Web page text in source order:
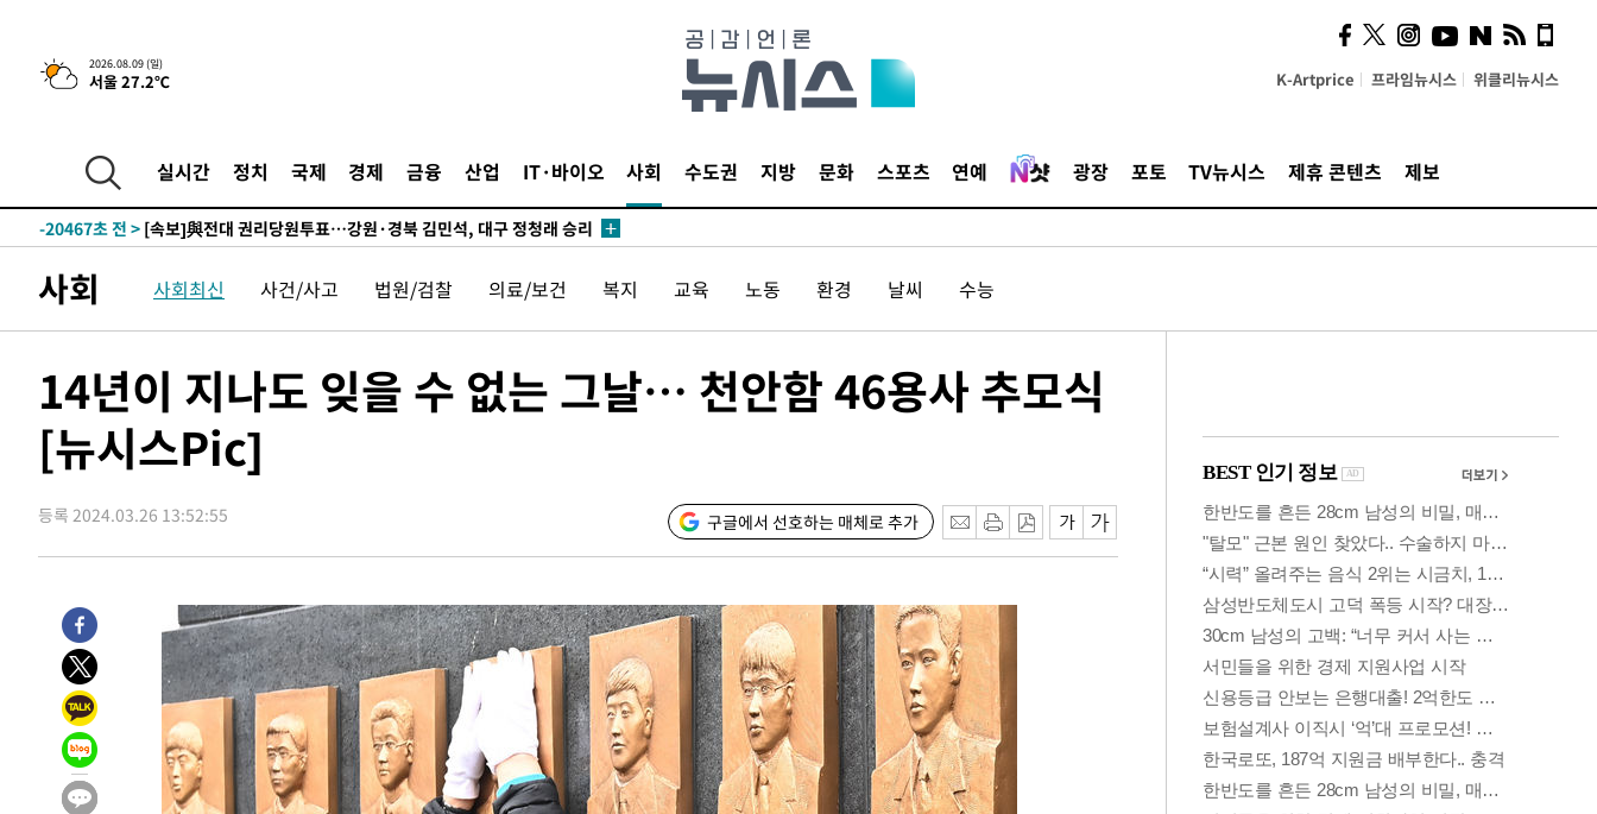
2026.08.09 (일)
서울 27.2℃ K-Artprice 프라임뉴시스 위클리뉴시스
실시간 정치 국제 경제 금융 산업 IT·바이오 사회 수도권 지방 문화 스포츠 연예 광장 포토 TV뉴시스 제휴 콘텐츠 제보
-26321초 전 >이강인 ATM 입단식에 '상암벌 들썩'…"세계적인 선수 되길"
-25317초 전 > 태풍 돌핀, 중 저장성 타이저우시 해안에 상륙 (1보)
-21293초 전 >
[속보]與 강원·TK 당원투표 합산 김민석 48.54%로 승리…정청래
44.40%
-20627초 전 >
44.53%
-20467초 전 > [속보]與전대 권리당원투표…강원·경북 김민석, 대구 정청래 승리
45.71%
-20176초 전 >
[속보]與 당대표 경선, 대구 권리당원 투표 정청래 47.82%·김민석
-19973초 전 >[속보]與 당대표 경선, 강원 권리당원 투표 김민석 승리…50.30%
-10533초 전 >[속보]장은수, KLPGA 제주삼다수 역전 우승…데뷔 10년 차에 첫
정상
-5898초 전 >"얼마나 더웠으면"…안동 물길공원서 헤엄친 구렁이 '소동'
-5825초 전 > 손흥민, 68분 뛰고 2경기 침묵…LAFC, 톨루카에 1-0 승리(종합)
-3849초 전 >이강인, 오늘 서울서 AT마드리드 입단식…'전례 없는 특급대우'
2시간 전 >'여긴 20도, 저긴 50도'…열화상 카메라로 본 폭염 저감시설 '온도차'
-32179초 전 >
'AT마드리드 7번' 이강인, 맨시티 상대로 비공식 데뷔전
-31681초 전 >
[속보]'AT마드리드 7번' 이강인, 맨시티 상대로 비공식 데뷔전
-29745초 전 >
네타냐후, 트럼프의 가자 평화 2차 15개조 평화안 '거부'
-26341초 전 >
이강인 ATM 입단식에 '상암벌 들썩'…"세계적인 선수 되길"
-25337초 전 >
태풍 돌핀, 중 저장성 타이저우시 해안에 상륙 (1보)
-22683초 전 >
AT마드리드 데뷔 앞둔 이강인, 맨시티전 선발 대신 '벤치 시작'
사회 사회최신 사건/사고 법원/검찰 의료/보건 복지 교육 노동 환경 날씨 수능
14년이 지나도 잊을 수 없는 그날… 천안함 46용사 추모식
[뉴시스Pic]
등록 2024.03.26 13:52:55 구글에서 선호하는 매체로 추가
사이 해답 찾았죠"…알을
깨고 나온 '초자아'